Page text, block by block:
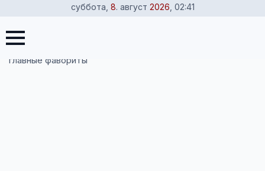
суббота 8. август 2026 02:41
Главная
и когда смотреть церемонию, время трансляции и
главные фавориты